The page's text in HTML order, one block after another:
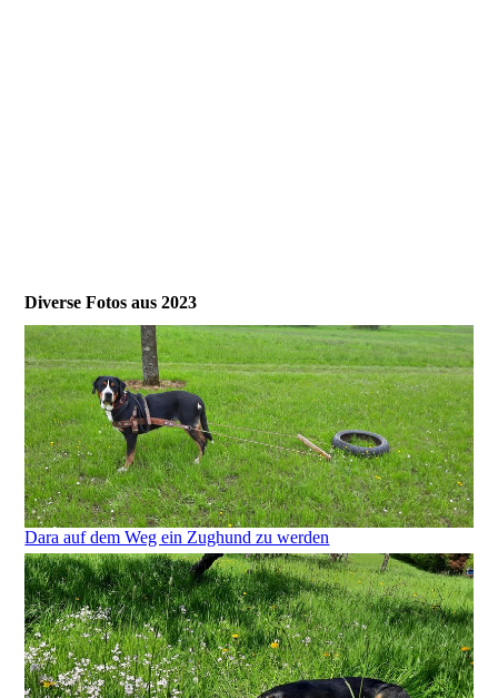
Diverse Fotos aus 2023
Dara auf dem Weg ein Zughund zu werden